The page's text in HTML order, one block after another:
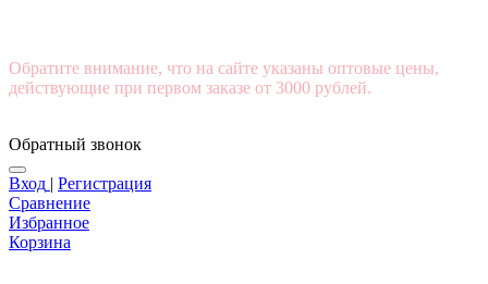
Обратите внимание, что на сайте указаны оптовые цены,
действующие при первом заказе от 3000 рублей.
Обратный звонок
Вход | Регистрация
Сравнение
Избранное
Корзина